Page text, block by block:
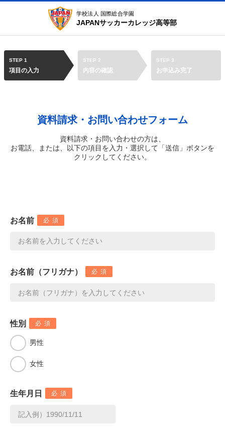
学校法人 国際総合学園
JAPANサッカーカレッジ高等部
STEP 1
項目の入力
STEP 2
内容の確認
STEP 3
お申込み完了
資料請求・お問い合わせフォーム
資料請求・お問い合わせの方は、
お電話、または、以下の項目を入力・選択して「送信」ボタンを
クリックしてください。
お名前 必須
お名前（フリガナ） 必須
性別 必須
男性
女性
生年月日 必須